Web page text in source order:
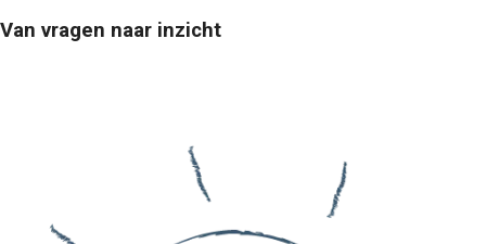
Van vragen naar inzicht